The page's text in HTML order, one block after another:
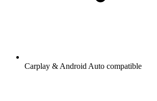
Carplay & Android Auto compatible